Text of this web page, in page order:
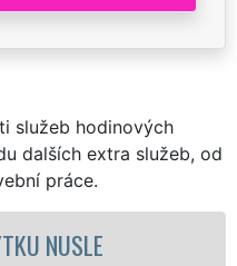
služeb hodinových
dalších extra služeb, od
práce.
NUSLE